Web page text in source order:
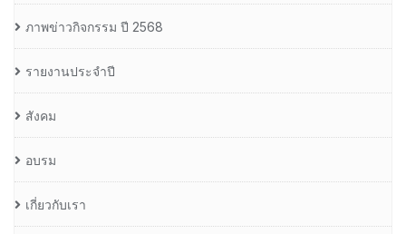
ภาพข่าวกิจกรรม ปี 2568
รายงานประจำปี
สังคม
อบรม
เกี่ยวกับเรา